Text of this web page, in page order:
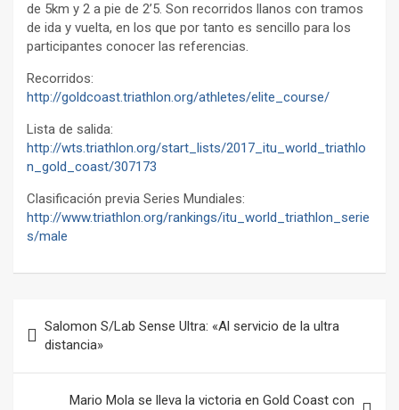
de 5km y 2 a pie de 2’5. Son recorridos llanos con tramos
de ida y vuelta, en los que por tanto es sencillo para los
participantes conocer las referencias.
Recorridos:
http://goldcoast.triathlon.org/athletes/elite_course/
Lista de salida:
http://wts.triathlon.org/start_lists/2017_itu_world_triathlo
n_gold_coast/307173
Clasificación previa Series Mundiales:
http://www.triathlon.org/rankings/itu_world_triathlon_serie
s/male
de
entradas
Salomon S/Lab Sense Ultra: «Al servicio de la ultra
distancia»
Mario Mola se lleva la victoria en Gold Coast con